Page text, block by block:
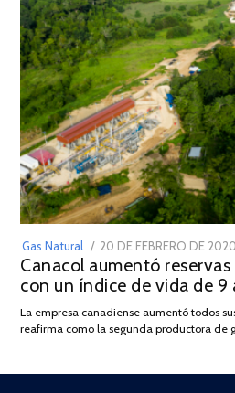
Gas Natural
POSTED
ON
20 DE FEBRERO DE 2020
Canacol aumentó
con un índice de vida de 9
La empresa canadiense aumentó todos
reafirma como la segunda productora de